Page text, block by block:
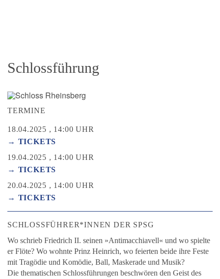
Schlossführung
TERMINE
18.04.2025 , 14:00 UHR
→ TICKETS
19.04.2025 , 14:00 UHR
→ TICKETS
20.04.2025 , 14:00 UHR
→ TICKETS
SCHLOSSFÜHRER*INNEN DER SPSG
Wo schrieb Friedrich II. seinen »Antimacchiavell« und wo spielte
er Flöte? Wo wohnte Prinz Heinrich, wo feierten beide ihre Feste
mit Tragödie und Komödie, Ball, Maskerade und Musik?
Die thematischen Schlossführungen beschwören den Geist des